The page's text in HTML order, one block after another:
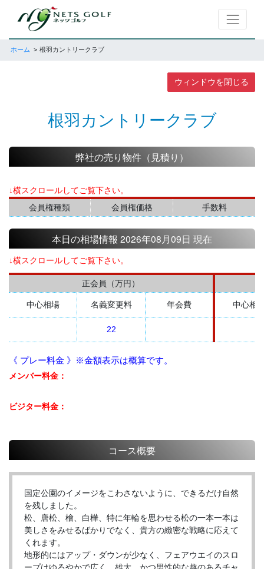
ホーム 根羽カントリークラブ
ウィンドウを閉じる
根羽カントリークラブ
弊社の売り物件（見積り）
↓横スクロールしてご覧下さい。
会員権種類
会員権価格 手数料
本日の相場情報 2026年08月09日 現在
↓横スクロールしてご覧下さい。
正会員（万円）
中心相場 名義変更料 年会費 中心相
22
《 プレー料金 》※金額表示は概算です。
メンバー料金：
ビジター料金：
コース概要
国定公園のイメージをこわさないように、できるだけ自然
を残しました。
松、唐松、檜、白樺、特に年輪を思わせる松の一本一本は
美しさをみせるばかりでなく、貴方の緻密な戦略に応えて
くれます。
地形的にはアップ・ダウンが少なく、フェアウエイのスロ